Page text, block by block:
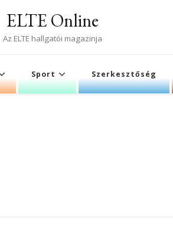
ELTE Online
Az ELTE hallgatói magazinja
Sport Szerkesztőség